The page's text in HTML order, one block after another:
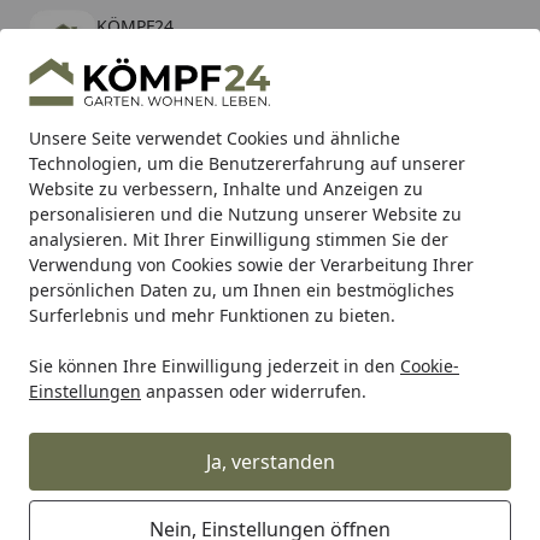
Unsere Seite verwendet Cookies und ähnliche
Technologien, um die Benutzererfahrung auf unserer
Website zu verbessern, Inhalte und Anzeigen zu
personalisieren und die Nutzung unserer Website zu
analysieren. Mit Ihrer Einwilligung stimmen Sie der
Verwendung von Cookies sowie der Verarbeitung Ihrer
persönlichen Daten zu, um Ihnen ein bestmögliches
Surferlebnis und mehr Funktionen zu bieten.
Sie können Ihre Einwilligung jederzeit in den Cookie-
Einstellungen anpassen oder widerrufen.
Ja, verstanden
Nein, Einstellungen öffnen
KÖMPF24
kostenlos - Im App Store
Hotline
Alle Produkte
Mein Konto
Suchen
Karibu Pools inkl. gratis Sandfilteranlage & Pool-
Starterset (Gesamtwert bis 468,99€)
Startseite
Grill Weber Ersatzteil MFLD 50MB SLVR B '00'01'02 (80082)
Weber Ersatzteil MFLD 50MB SLVR B
'00'01'02 (80082)